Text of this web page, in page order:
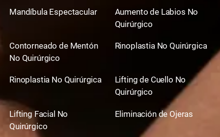
Mandíbula Espectacular
Aumento de Labios No
Quirúrgico
Contorneado de Mentón
No Quirúrgico
Rinoplastia No Quirúrgica
Rinoplastia No Quirúrgica
Lifting de Cuello No
Quirúrgico
Lifting Facial No
Quirúrgico
Eliminación de Ojeras